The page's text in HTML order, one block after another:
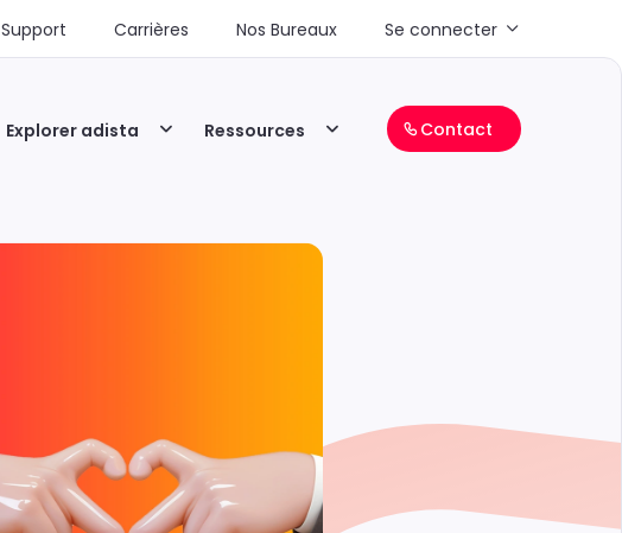
Support Carrières Nos Bureaux Se connecter
Explorer adista Ressources Contact